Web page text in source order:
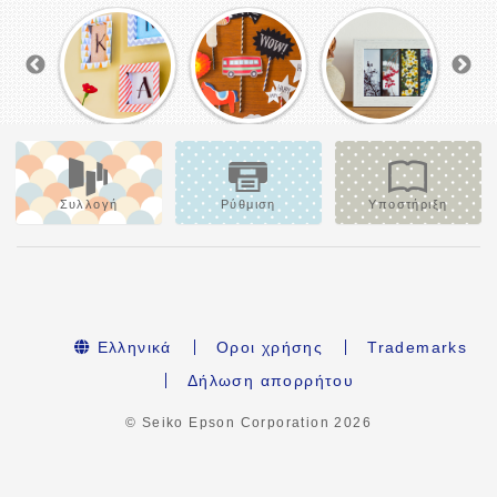
Συλλογή Ρύθμιση Υποστήριξη
Ελληνικά Οροι χρήσης
Trademarks
Δήλωση απορρήτου
© Seiko Epson Corporation2026